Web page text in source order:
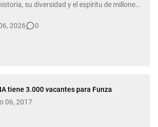
su diversidad y el espíritu de millones
una ciudad más viva. Bogotá está de
2026 0
tiene 3.000 vacantes para Funza
06, 2017